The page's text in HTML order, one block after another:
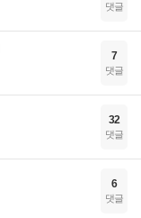
댓글
7
댓글
32
댓글
6
댓글